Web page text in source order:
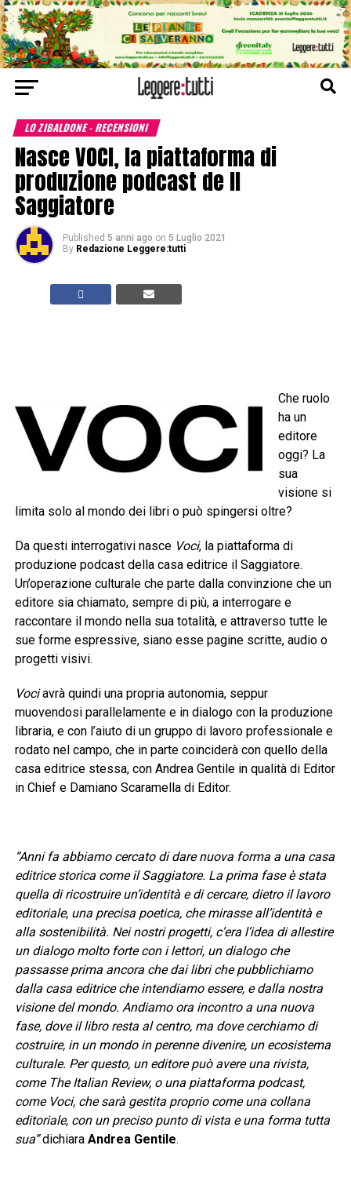
LO ZIBALDONE - RECENSIONI
Nasce VOCI, la piattaforma di
produzione podcast de Il
Saggiatore
Published 5 anni ago on 5 Luglio 2021
By Redazione Leggere:tutti
Che ruolo
ha un
editore
oggi? La
sua
visione si
limita solo al mondo dei libri o può spingersi oltre?
Da questi interrogativi nasce Voci, la piattaforma di
produzione podcast della casa editrice il Saggiatore.
Un’operazione culturale che parte dalla convinzione che un
editore sia chiamato, sempre di più, a interrogare e
raccontare il mondo nella sua totalità, e attraverso tutte le
sue forme espressive, siano esse pagine scritte, audio o
progetti visivi.
Vociavrà quindi una propria autonomia, seppur
muovendosi parallelamente e in dialogo con la produzione
libraria, e con l’aiuto di un gruppo di lavoro professionale e
rodato nel campo, che in parte coinciderà con quello della
casa editrice stessa, con Andrea Gentile in qualità di Editor
in Chief e Damiano Scaramella di Editor.
“Anni fa abbiamo cercato di dare nuova forma a una casa
editrice storica come il Saggiatore. La prima fase è stata
quella di ricostruire un’identità e di cercare, dietro il lavoro
editoriale, una precisa poetica, che mirasse all’identità e
alla sostenibilità. Nei nostri progetti, c’era l’idea di allestire
un dialogo molto forte con i lettori, un dialogo che
passasse prima ancora che dai libri che pubblichiamo
dalla casa editrice che intendiamo essere, e dalla nostra
visione del mondo. Andiamo ora incontro a una nuova
fase, dove il libro resta al centro, ma dove cerchiamo di
costruire, in un mondo in perenne divenire, un ecosistema
culturale. Per questo, un editore può avere una rivista,
come The Italian Review, o una piattaforma podcast,
come Voci, che sarà gestita proprio come una collana
editoriale, con un preciso punto di vista e una forma tutta
sua”dichiara Andrea Gentile.